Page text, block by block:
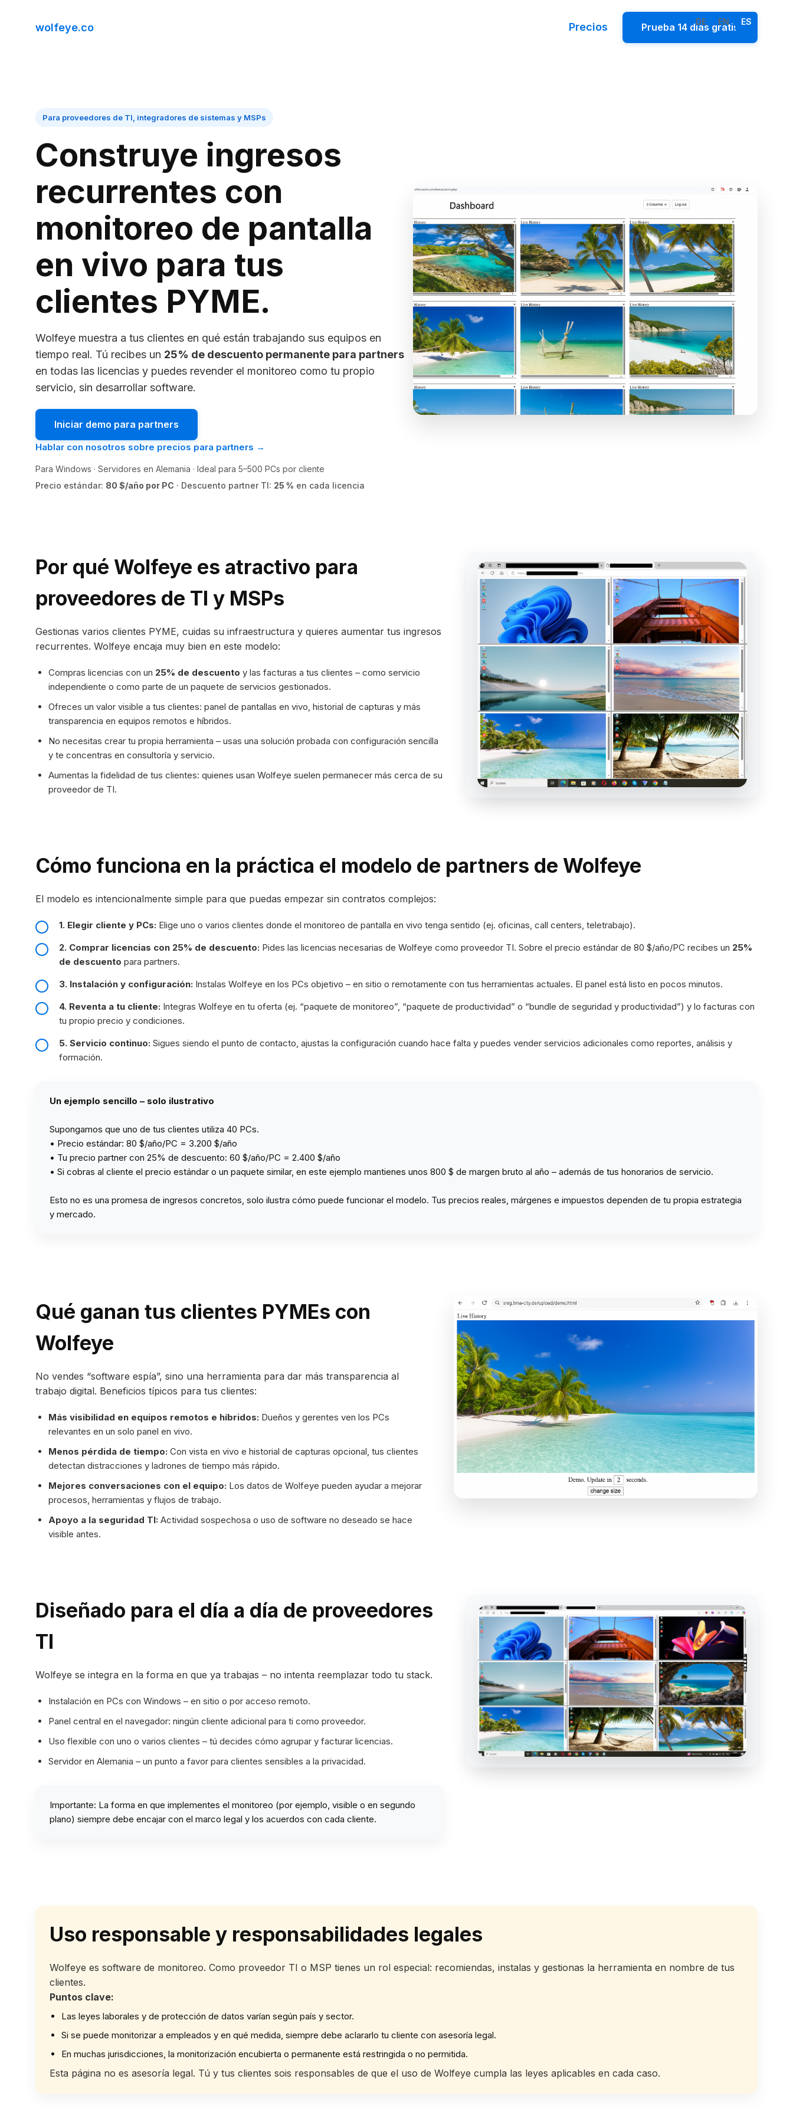
DE EN ES
wolfeye.co Precios Prueba 14 días gratis
Para proveedores de TI, integradores de sistemas y MSPs
Construye ingresos
recurrentes con
monitoreo de pantalla
en vivo para tus
clientes PYME.
Wolfeye muestra a tus clientes en qué están trabajando sus equipos en
tiempo real. Tú recibes un 25% de descuento permanente para partners
en todas las licencias y puedes revender el monitoreo como tu propio
servicio, sin desarrollar software.
Iniciar demo para partners
Hablar con nosotros sobre precios para partners →
Para Windows · Servidores en Alemania · Ideal para 5–500 PCs por cliente
Precio estándar: 80 $/año por PC · Descuento partner TI: 25 % en cada licencia
Por qué Wolfeye es atractivo para
proveedores de TI y MSPs
Gestionas varios clientes PYME, cuidas su infraestructura y quieres aumentar tus ingresos
recurrentes. Wolfeye encaja muy bien en este modelo:
Compras licencias con un 25% de descuento y las facturas a tus clientes – como servicio
independiente o como parte de un paquete de servicios gestionados.
Ofreces un valor visible a tus clientes: panel de pantallas en vivo, historial de capturas y más
transparencia en equipos remotos e híbridos.
No necesitas crear tu propia herramienta – usas una solución probada con configuración sencilla
y te concentras en consultoría y servicio.
Aumentas la fidelidad de tus clientes: quienes usan Wolfeye suelen permanecer más cerca de su
proveedor de TI.
Cómo funciona en la práctica el modelo de partners de Wolfeye
El modelo es intencionalmente simple para que puedas empezar sin contratos complejos:
1. Elegir cliente y PCs: Elige uno o varios clientes donde el monitoreo de pantalla en vivo tenga sentido (ej. oficinas, call centers, teletrabajo).
2. Comprar licencias con 25% de descuento: Pides las licencias necesarias de Wolfeye como proveedor TI. Sobre el precio estándar de 80 $/año/PC recibes un 25%
de descuento para partners.
3. Instalación y configuración: Instalas Wolfeye en los PCs objetivo – en sitio o remotamente con tus herramientas actuales. El panel está listo en pocos minutos.
4. Reventa a tu cliente: Integras Wolfeye en tu oferta (ej. “paquete de monitoreo”, “paquete de productividad” o “bundle de seguridad y productividad”) y lo facturas con
tu propio precio y condiciones.
5. Servicio continuo: Sigues siendo el punto de contacto, ajustas la configuración cuando hace falta y puedes vender servicios adicionales como reportes, análisis y
formación.
Un ejemplo sencillo – solo ilustrativo
Supongamos que uno de tus clientes utiliza 40 PCs.
• Precio estándar: 80 $/año/PC = 3.200 $/año
• Tu precio partner con 25% de descuento: 60 $/año/PC = 2.400 $/año
• Si cobras al cliente el precio estándar o un paquete similar, en este ejemplo mantienes unos 800 $ de margen bruto al año – además de tus honorarios de servicio.
Esto no es una promesa de ingresos concretos, solo ilustra cómo puede funcionar el modelo. Tus precios reales, márgenes e impuestos dependen de tu propia estrategia
y mercado.
Qué ganan tus clientes PYMEs con
Wolfeye
No vendes “software espía”, sino una herramienta para dar más transparencia al
trabajo digital. Beneficios típicos para tus clientes:
Más visibilidad en equipos remotos e híbridos: Dueños y gerentes ven los PCs
relevantes en un solo panel en vivo.
Menos pérdida de tiempo: Con vista en vivo e historial de capturas opcional, tus clientes
detectan distracciones y ladrones de tiempo más rápido.
Mejores conversaciones con el equipo: Los datos de Wolfeye pueden ayudar a mejorar
procesos, herramientas y flujos de trabajo.
Apoyo a la seguridad TI: Actividad sospechosa o uso de software no deseado se hace
visible antes.
Diseñado para el día a día de proveedores
TI
Wolfeye se integra en la forma en que ya trabajas – no intenta reemplazar todo tu stack.
Instalación en PCs con Windows – en sitio o por acceso remoto.
Panel central en el navegador: ningún cliente adicional para ti como proveedor.
Uso flexible con uno o varios clientes – tú decides cómo agrupar y facturar licencias.
Servidor en Alemania – un punto a favor para clientes sensibles a la privacidad.
Importante: La forma en que implementes el monitoreo (por ejemplo, visible o en segundo
plano) siempre debe encajar con el marco legal y los acuerdos con cada cliente.
Uso responsable y responsabilidades legales
Wolfeye es software de monitoreo. Como proveedor TI o MSP tienes un rol especial: recomiendas, instalas y gestionas la herramienta en nombre de tus
clientes.
Puntos clave:
Las leyes laborales y de protección de datos varían según país y sector.
Si se puede monitorizar a empleados y en qué medida, siempre debe aclararlo tu cliente con asesoría legal.
En muchas jurisdicciones, la monitorización encubierta o permanente está restringida o no permitida.
Esta página no es asesoría legal. Tú y tus clientes sois responsables de que el uso de Wolfeye cumpla las leyes aplicables en cada caso.